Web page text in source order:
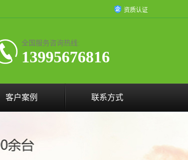
资质认证
全国服务咨询热线:
13995676816
客户案例 联系方式